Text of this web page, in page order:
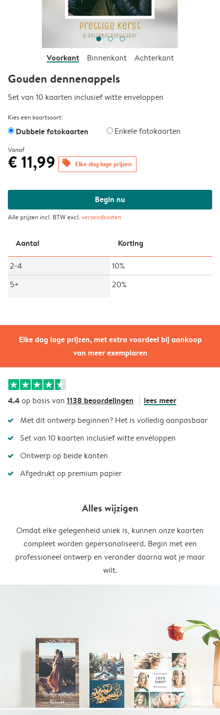
Elke dag lage prijzen, met extra voordeel bij aankoop
van meer exemplaren
Voorkant Binnenkant Achterkant
Gouden dennenappels
Set van 10 kaarten inclusief witte enveloppen
Kies een kaartsoort:
Dubbele fotokaarten Enkele fotokaarten
Vanaf
€ 11,99 offers Elke dag lage prijzen
Begin nu
Alle prijzen incl. BTW excl.verzendkosten
Aantal Korting
2-4
10%
5+
20%
4.4op basis van 1138 beoordelingen lees meer
Met dit ontwerp beginnen? Het is volledig aanpasbaar
Set van 10 kaarten inclusief witte enveloppen
Ontwerp op beide kanten
Afgedrukt op premium papier
Alles wijzigen
Omdat elke gelegenheid uniek is, kunnen onze kaarten
compleet worden gepersonaliseerd. Begin met een
professioneel ontwerp en verander daarna wat je maar
wilt.